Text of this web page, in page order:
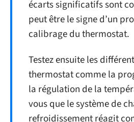
écarts significatifs sont
peut être le signe d’un
calibrage du thermostat.
Testez ensuite les
thermostat comme la
la régulation de la
vous que le système de
refroidissement réagit